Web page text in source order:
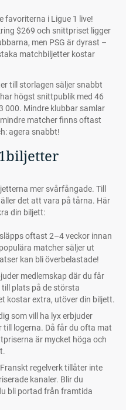
favoriterna i Ligue 1 live!
$269 och snittpriset ligger
men PSG är dyrast –
matchbiljetter kostar
till storlagen säljer snabbt
högst snittpublik med 46
000. Mindre klubbar samlar
matcher finns oftast
agera snabbt!
mer svårfångade. Till
det att vara på tårna. Här
din biljett:
oftast 2–4 veckor innan
matcher säljer ut
kan bli överbelastade!
medlemskap där du får
plats på de största
kostar extra, utöver din biljett.
som vill ha lyx erbjuder
till logerna. Då får du ofta mat
är mycket höga och
Franskt regelverk tillåter inte
kanaler. Blir du
bli portad från framtida